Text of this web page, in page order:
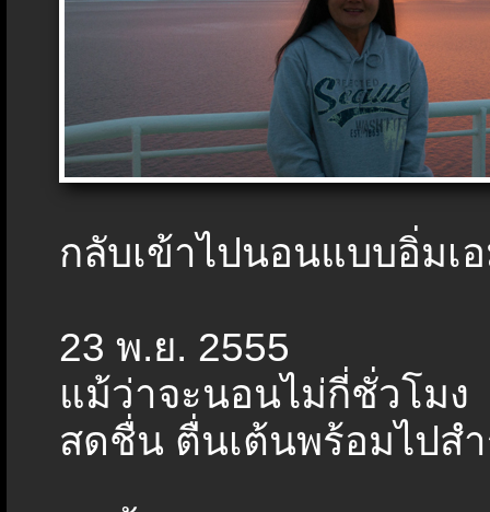
กลับเข้าไปนอนแบบอิ่มเ
23 พ.ย. 2555
แม้ว่าจะนอนไม่กี่ชั่วโ
สดชื่น ตื่นเต้นพร้อมไปส